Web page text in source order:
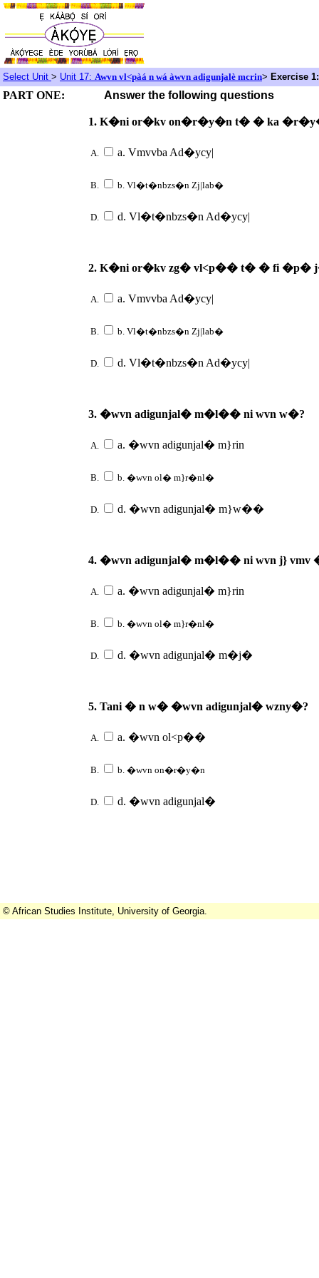
Select Unit > Unit 17: Awvn vl<pàá n wá àwvn adigunjalè mcrin> Exercise 1:
PART ONE: Answer the following questions
1. K�ni or�kv on�r�y�n t� � ka
A. a. Vmvvba Ad�ycy|
B. b. Vl�t�nbzs�n Zj|lab�
D. d. Vl�t�nbzs�n Ad�ycy|
2. K�ni or�kv zg� vl<p�� t� � fi �p�
A. a. Vmvvba Ad�ycy|
B. b. Vl�t�nbzs�n Zj|lab�
D. d. Vl�t�nbzs�n Ad�ycy|
3. �wvn adigunjal� m�l�� ni wvn w�?
A. a. �wvn adigunjal� m}rin
B. b. �wvn ol� m}r�nl�
D. d. �wvn adigunjal� m}w��
4. �wvn adigunjal� m�l�� ni wvn j} vmv
A. a. �wvn adigunjal� m}rin
B. b. �wvn ol� m}r�nl�
D. d. �wvn adigunjal� m�j�
5. Tani � n w� �wvn adigunjal� wzny�?
A. a. �wvn ol<p��
B. b. �wvn on�r�y�n
D. d. �wvn adigunjal�
© African Studies Institute, University of Georgia.